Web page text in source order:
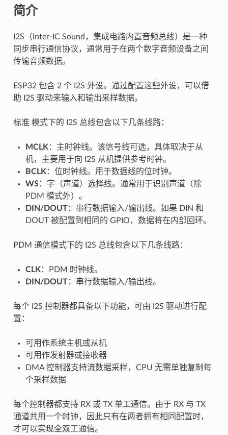
简介
I2S（Inter-IC Sound，集成电路内置音频总线）是一种
同步串行通信协议，通常用于在两个数字音频设备之间
传输音频数据。
ESP32 包含 2 个 I2S 外设。通过配置这些外设，可以借
助 I2S 驱动来输入和输出采样数据。
标准 模式下的 I2S 总线包含以下几条线路：
MCLK ：主时钟线。该信号线可选，具体取决于从
机，主要用于向 I2S 从机提供参考时钟。
BCLK ：位时钟线。用于数据线的位时钟。
WS：字（声道）选择线。通常用于识别声道（除
PDM 模式外）。
DIN/DOUT：串行数据输入/输出线。如果 DIN 和
DOUT 被配置到相同的 GPIO，数据将在内部回环。
PDM 通信模式下的 I2S 总线包含以下几条线路：
CLK ：PDM 时钟线。
DIN/DOUT：串行数据输入/输出线。
每个 I2S 控制器都具备以下功能，可由 I2S 驱动进行配
置：
可用作系统主机或从机
可用作发射器或接收器
DMA 控制器支持流数据采样，CPU 无需单独复制每
个采样数据
每个控制器都支持 RX 或 TX 单工通信。由于 RX 与 TX
通道共用一个时钟，因此只有在两者拥有相同配置时，
才可以实现全双工通信。